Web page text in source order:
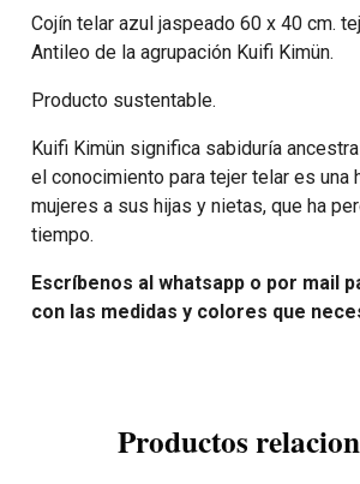
Cojín telar azul jaspeado 60 x 40 cm.
Antileo de la agrupación Kuifi Kimün.
Producto sustentable.
Kuifi Kimün significa sabiduría
el conocimiento para tejer telar es una
mujeres a sus hijas y nietas, que ha
tiempo.
Escríbenos al whatsapp o por mail
con las medidas y colores que
Productos